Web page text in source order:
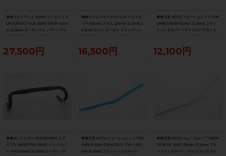
◆◆ジャイアント GIANT コンタクト S
LR CONTACT SLR AERO DROP 420m
m 31.8mm カーボンドロップハンドル
27,500円
◆◆エフエスエー FSA SL-K ハンドル
バー 420mm ステム 100mm 31.8mm 2
8.6mm セット カーボン ドロップハン
16,500円
◆◆日東 NITTO フォーシュレッド FOR
SHRED BAR 650mm 31.8mm フラッ
トハンドルバー（サイクルパラダイス
12,100円
◆◆ボントレガー BONTRAGER エア
ロプロ AERO PRO ROAD ハンドルバ
ー 440-410mm 31.8mm カーボン（サ
◆◆日東 NITTO フォーシュレッド FOR
SHRED BAR CMWC2023 ブルー 650
mm 25.4mm フラットハンドルバー
◆◆日東 NITTO スムースムーブ SMOO
TH MOVE BAR 780mm 31.8mm フラ
ットハンドルバー（サイクルパラダイ